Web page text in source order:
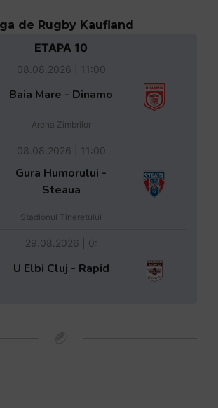
de Rugby Kaufland
ETAPA 10
08.08.2026 | 11:00
Baia Mare - Dinamo
Arena Zimbrilor
08.08.2026 | 11:00
Gura Humorului -
Steaua
Stadionul Tineretului
29.08.2026 | 0:
U Elbi Cluj - Rapid